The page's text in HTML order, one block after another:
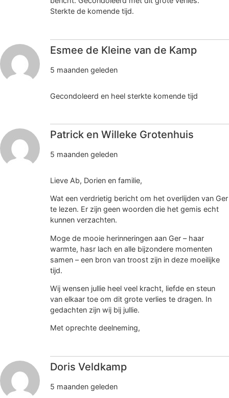
Sterkte de komende tijd.
Esmee de Kleine van de Kamp
5 maanden geleden
Gecondoleerd en heel sterkte komende tijd
Patrick en Willeke Grotenhuis
5 maanden geleden
Lieve Ab, Dorien en familie,
Wat een verdrietig bericht om het overlijden van Ger
te lezen. Er zijn geen woorden die het gemis echt
kunnen verzachten.
Moge de mooie herinneringen aan Ger – haar
warmte, hasr lach en alle bijzondere momenten
samen – een bron van troost zijn in deze moeilijke
tijd.
Wij wensen jullie heel veel kracht, liefde en steun
van elkaar toe om dit grote verlies te dragen. In
gedachten zijn wij bij jullie.
Met oprechte deelneming,
Doris Veldkamp
5 maanden geleden